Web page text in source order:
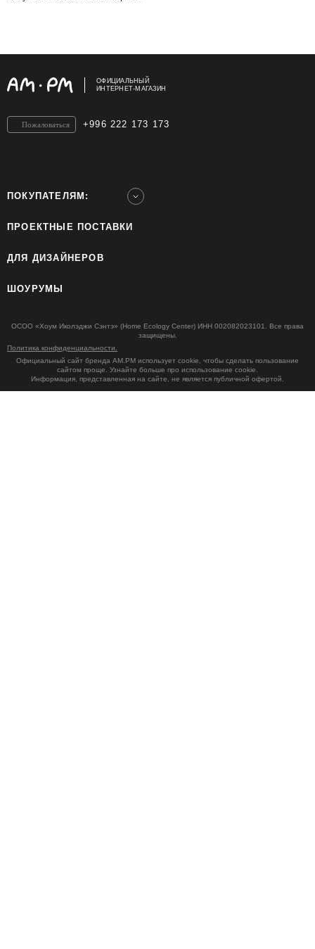
ОФИЦИАЛЬНЫЙ
ИНТЕРНЕТ-МАГАЗИН
+996 222 173 173
Пожаловаться
ПОКУПАТЕЛЯМ:
ПРОЕКТНЫЕ ПОСТАВКИ
ДЛЯ ДИЗАЙНЕРОВ
ШОУРУМЫ
ОСОО «Хоум Иколэджи Сэнтэ» (Home Ecology Center) ИНН 002082023101. Все права
защищены.
Политика конфиденциальности.
Официальный сайт бренда AM.PM использует cookie, чтобы сделать пользование
сайтом проще. Узнайте больше про использование cookie.
Информация, представленная на сайте, не является публичной офертой.